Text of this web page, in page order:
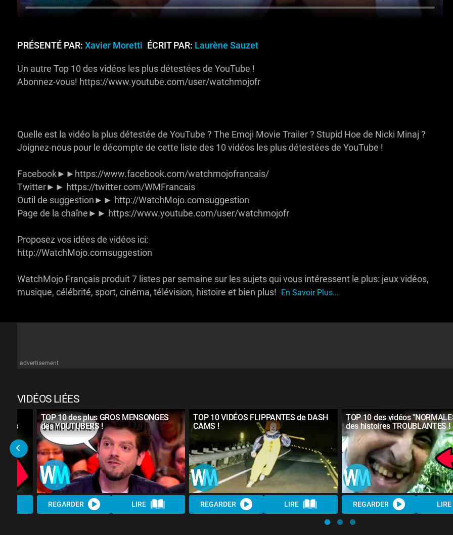
PRÉSENTÉ PAR: Xavier Moretti ÉCRIT PAR: Laurène Sauzet
Un autre Top 10 des vidéos les plus détestées de YouTube !
Abonnez-vous! https://www.youtube.com/user/watchmojofr
Quelle est la vidéo la plus détestée de YouTube ? The Emoji Movie Trailer ? Stupid Hoe de Nicki Minaj ?
Joignez-nous pour le décompte de cette liste des 10 vidéos les plus détestées de YouTube !
Facebook►►https://www.facebook.com/watchmojofrancais/
Twitter►► https://twitter.com/WMFrancais
Outil de suggestion►► http://WatchMojo.comsuggestion
Page de la chaîne►► https://www.youtube.com/user/watchmojofr
Proposez vos idées de vidéos ici:
http://WatchMojo.comsuggestion
WatchMojo Français produit 7 listes par semaine sur les sujets qui vous intéressent le plus: jeux vidéos,
musique, célébrité, sport, cinéma, télévision, histoire et bien plus!
En Savoir Plus...
advertisement
VIDÉOS LIÉES
TOP 10 des plus GROS MENSONGES
des YOUTUBERS !
REGARDER LIRE
TOP 10 VIDÉOS FLIPPANTES de DASH
CAMS !
REGARDER LIRE
TOP 10 des vidéos
des histoires TROUBLANTES !
REGARDER LIRE